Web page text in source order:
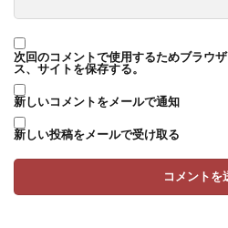
次回のコメントで使用するためブラウ
ス、サイトを保存する。
新しいコメントをメールで通知
新しい投稿をメールで受け取る